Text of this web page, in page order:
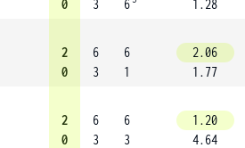
0 3 6
1.28
2
0
6
3
6
1
2.06
1.77
2
0
6
3
6
3
1.20
4.64